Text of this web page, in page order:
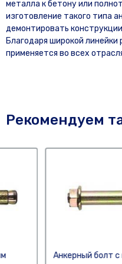
металла к бетону или
изготовление такого типа
демонтировать
Благодаря широкой линейки
применяется во всех
Рекомендуем
Анкерный болт